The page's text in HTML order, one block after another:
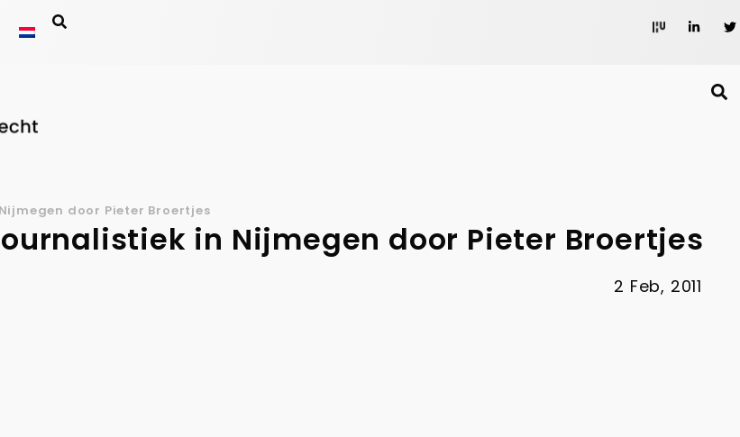
door Pieter Broertjes
in Nijmegen door Pieter Broertjes
2 Feb, 2011